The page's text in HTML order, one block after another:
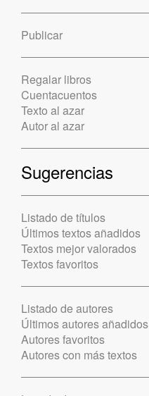
Publicar
Regalar libros
Cuentacuentos
Texto al azar
Autor al azar
Sugerencias
Listado de títulos
Últimos textos añadidos
Textos mejor valorados
Textos favoritos
Listado de autores
Últimos autores añadidos
Autores favoritos
Autores con más textos